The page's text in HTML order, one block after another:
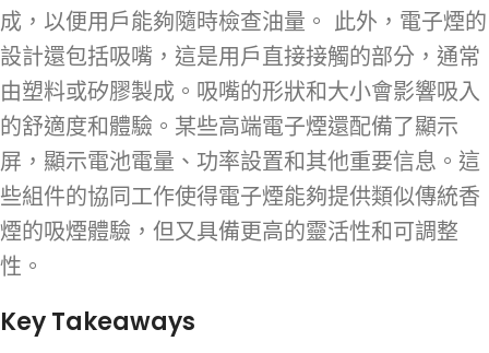
成，以便用戶能夠隨時檢查油量。 此外，電子煙的
設計還包括吸嘴，這是用戶直接接觸的部分，通常
由塑料或矽膠製成。吸嘴的形狀和大小會影響吸入
的舒適度和體驗。某些高端電子煙還配備了顯示
屏，顯示電池電量、功率設置和其他重要信息。這
些組件的協同工作使得電子煙能夠提供類似傳統香
煙的吸煙體驗，但又具備更高的靈活性和可調整
性。
Key Takeaways